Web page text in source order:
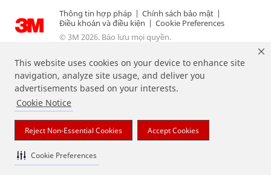
This website uses cookies on your device to enhance site
navigation, analyze site usage, and deliver you
advertisements based on your interests.
Cookie Notice
Reject Non-Essential Cookies Accept Cookies
Cookie Preferences
Thông tin hợp pháp | Chính sách bảo mật |
Điều khoản và điều kiện | Cookie Preferences
© 3M 2026. Bảo lưu mọi quyền.
Các nhãn hiệu được liệt kê ở trên là các thương hiệu của 3M.